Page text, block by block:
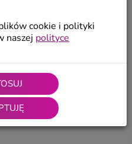
cookie i polityki
naszej polityce